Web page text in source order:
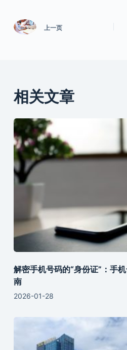
上一页
相关文章
解密手机号码的“身份证”：手
南
2026-01-28